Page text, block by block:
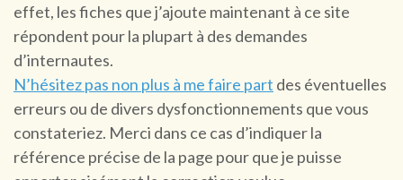
effet, les fiches que j’ajoute maintenant à ce site
répondent pour la plupart à des demandes
d’internautes.
N’hésitez pas non plus à me faire part des éventuelles
erreurs ou de divers dysfonction­nements que vous
constateriez. Merci dans ce cas d’indiquer la
référence précise de la page pour que je puisse